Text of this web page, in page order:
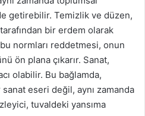
getirebilir. Temizlik ve düzen,
bir erdem olarak
normları reddetmesi, onun
ön plana çıkarır. Sanat,
olabilir. Bu bağlamda,
eseri değil, aynı zamanda
tuvaldeki yansıma